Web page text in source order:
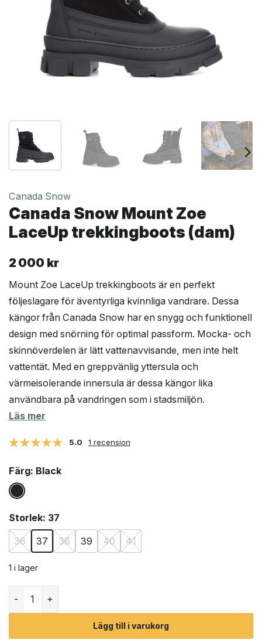
Canada Snow
Canada Snow Mount Zoe
LaceUp trekkingboots (dam)
2 000 kr
Mount Zoe LaceUp trekkingboots är en perfekt
följeslagare för äventyrliga kvinnliga vandrare. Dessa
kängor från Canada Snow har en snygg och funktionell
design med snörning för optimal passform. Mocka- och
skinnöverdelen är lätt vattenavvisande, men inte helt
vattentät. Med en greppvänlig yttersula och
värmeisolerande innersula är dessa kängor lika
användbara på vandringen som i stadsmiljön.
Läs mer
5.0 1 recension
Färg: Black
Storlek: 37
36
37 38 39 40 41
1 i lager
Lägg till i varukorg